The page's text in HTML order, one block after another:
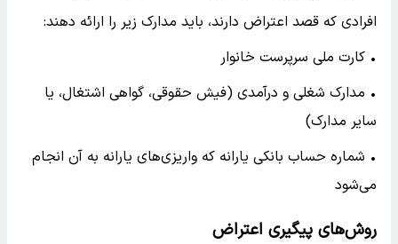
افرادی که قصد اعتراض دارند، باید مدارک زیر را ارائه دهند:
• کارت ملی سرپرست خانوار
• مدارک شغلی و درآمدی (فیش حقوقی، گواهی اشتغال، یا
سایر مدارک)
• شماره حساب بانکی یارانه که واریزی‌های یارانه به آن انجام
می‌شود
روش‌های پیگیری اعتراض